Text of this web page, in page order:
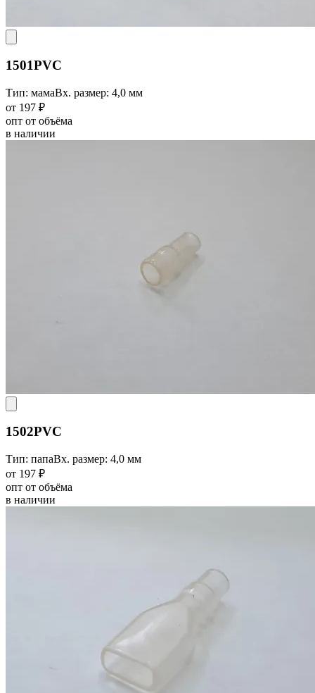
1501PVC
Тип: мамаВх. размер: 4,0 мм
от 197 ₽
опт от объёма
в наличии
1502PVC
Тип: папаВх. размер: 4,0 мм
от 197 ₽
опт от объёма
в наличии